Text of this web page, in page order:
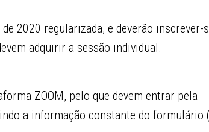
2020 regularizada, e deverão inscrever-
adquirir a sessão individual.
ZOOM, pelo que devem entrar pela
a informação constante do formulário